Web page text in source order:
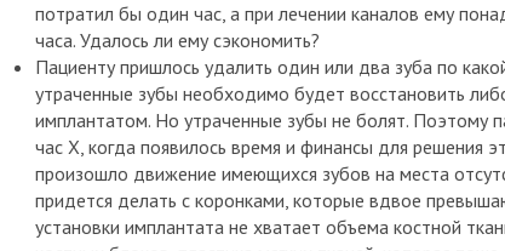
потратил бы один час, а при лечении каналов ему
часа. Удалось ли ему сэкономить?
Пациенту пришлось удалить один или два зуба по
утраченные зубы необходимо будет восстановить
имплантатом. Но утраченные зубы не болят. Поэтому
час Х, когда появилось время и финансы для решения
произошло движение имеющихся зубов на места
придется делать с коронками, которые вдвое
установки имплантата не хватает объема костной